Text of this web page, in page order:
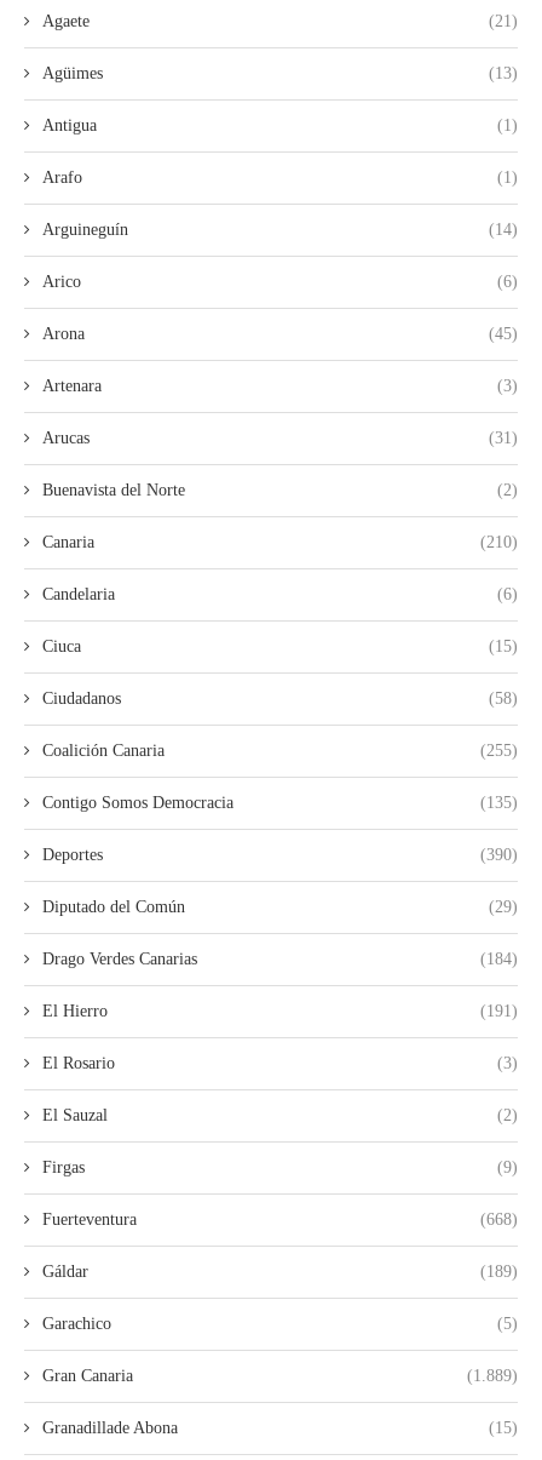
Agaete (21)
Agüimes (13)
Antigua (1)
Arafo (1)
Arguineguín (14)
Arico (6)
Arona (45)
Artenara (3)
Arucas (31)
Buenavista del Norte (2)
Canaria (210)
Candelaria (6)
Ciuca (15)
Ciudadanos (58)
Coalición Canaria (255)
Contigo Somos Democracia (135)
Deportes (390)
Diputado del Común (29)
Drago Verdes Canarias (184)
El Hierro (191)
El Rosario (3)
El Sauzal (2)
Firgas (9)
Fuerteventura (668)
Gáldar (189)
Garachico (5)
Gran Canaria (1.889)
Granadillade Abona (15)